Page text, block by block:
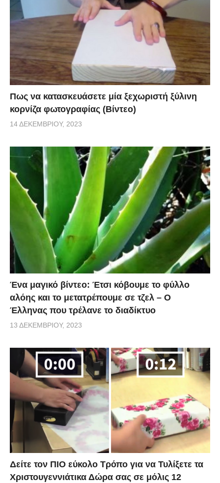
Πως να κατασκευάσετε μία ξεχωριστή ξύλινη
κορνίζα φωτογραφίας (Βίντεο)
14 ΔΕΚΕΜΒΡΊΟΥ, 2023
Ένα μαγικό βίντεο: Έτσι κόβουμε το φύλλο
αλόης και το μετατρέπουμε σε τζελ – O
Έλληνας που τρέλανε το διαδίκτυο
13 ΔΕΚΕΜΒΡΊΟΥ, 2023
Δείτε τον ΠΙΟ εύκολο Τρόπο για να Τυλίξετε τα
Χριστουγεννιάτικα Δώρα σας σε μόλις 12